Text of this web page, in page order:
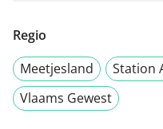
Regio
Meetjesland
Station
Vlaams Gewest